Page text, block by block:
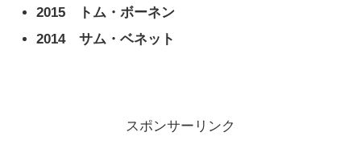
2015 トム・ボーネン
2014 サム・ベネット
スポンサーリンク